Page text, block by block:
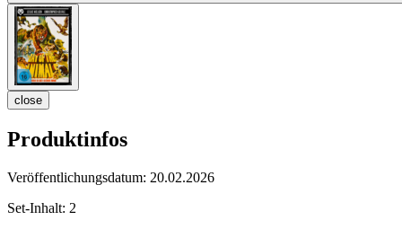
close
Produktinfos
Veröffentlichungsdatum: 20.02.2026
Set-Inhalt: 2